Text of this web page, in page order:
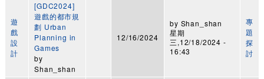
遊
戲
設
計
[GDC2024]
遊戲的都市規
劃 Urban
Planning in
Games
by
Shan_shan
12/16/2024
by Shan_shan
星期
三,12/18/2024 -
16:43
專
題
探
討